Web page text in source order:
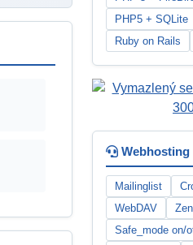
PHP5 + SQLite
Ruby on Rails
Mailinglist
WebDAV
Safe_mode on/